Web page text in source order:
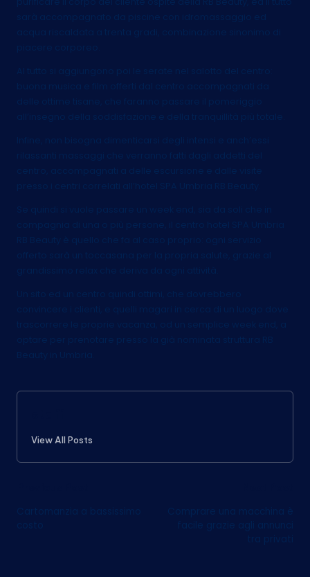
sarà accompagnato da piscine con idromassaggio ed
acqua riscaldata a trenta gradi, combinazione sinonimo di
piacere corporeo.
Al tutto si aggiungono poi le serate nel salotto del centro:
buona musica e film offerti dal centro accompagnati da
delle ottime tisane, che faranno passare il pomeriggio
all’insegno della soddisfazione e della tranquillità più totale.
Infine, non bisogna dimenticarsi degli intensi e anch’essi
rilassanti massaggi che verranno fatti dagli addetti del
centro, accompagnati a delle escursione e dalle visite
presso i centri correlati all’hotel SPA Umbria RB Beauty.
Se quindi si vuole passare un week end, sia da soli che in
compagnia di una o più persone, il centro hotel SPA Umbria
RB Beauty è quello che fa al caso proprio: ogni servizio
offerto sarà un toccasana per la propria salute, grazie al
grandissimo relax che deriva da ogni attività.
Un sito ed un centro quindi ottimi, che dovrebbero
convincere i clienti, e quelli magari in cerca di un luogo dove
trascorrere le proprie vacanza, od un semplice week end, a
optare per prenotare presso la già nominata struttura RB
Beauty in Umbria.
View All Posts
navigation
Cartomanzia a bassissimo
Comprare una macchina è
facile grazie agli annunci
tra privati